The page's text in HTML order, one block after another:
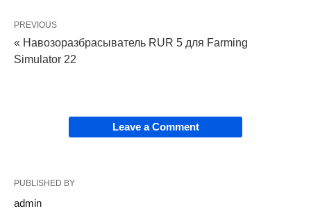
PREVIOUS
« Навозоразбрасыватель RUR 5 для Farming
Simulator 22
Leave a Comment
PUBLISHED BY
admin